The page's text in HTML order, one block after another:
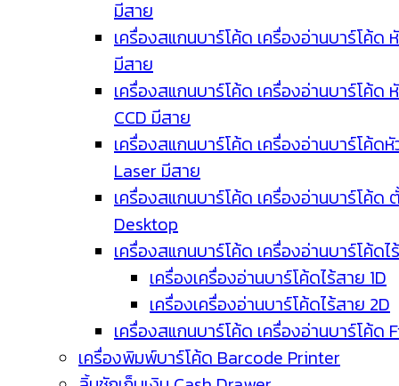
มีสาย
เครื่องสแกนบาร์โค้ด เครื่องอ่านบาร์โค้ด
มีสาย
เครื่องสแกนบาร์โค้ด เครื่องอ่านบาร์โค้ด
CCD มีสาย
เครื่องสแกนบาร์โค้ด เครื่องอ่านบาร์โค้ด
Laser มีสาย
เครื่องสแกนบาร์โค้ด เครื่องอ่านบาร์โค้ด
Desktop
เครื่องสแกนบาร์โค้ด เครื่องอ่านบาร์โค้ดไ
เครื่องเครื่องอ่านบาร์โค้ดไร้สาย 1D
เครื่องเครื่องอ่านบาร์โค้ดไร้สาย 2D
เครื่องสแกนบาร์โค้ด เครื่องอ่านบาร์โค้ด
เครื่องพิมพ์บาร์โค้ด Barcode Printer